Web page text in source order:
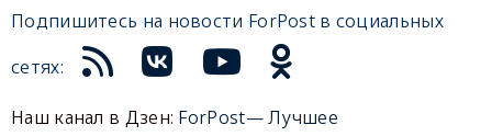
Подпишитесь на новости ForPost в социальных
сетях:
Наш канал в Дзен: ForPost— Лучшее